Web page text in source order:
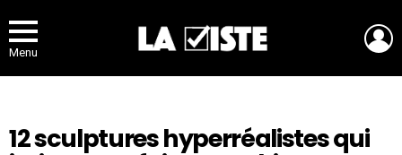
Menu
12 sculptures hyperréalistes qui